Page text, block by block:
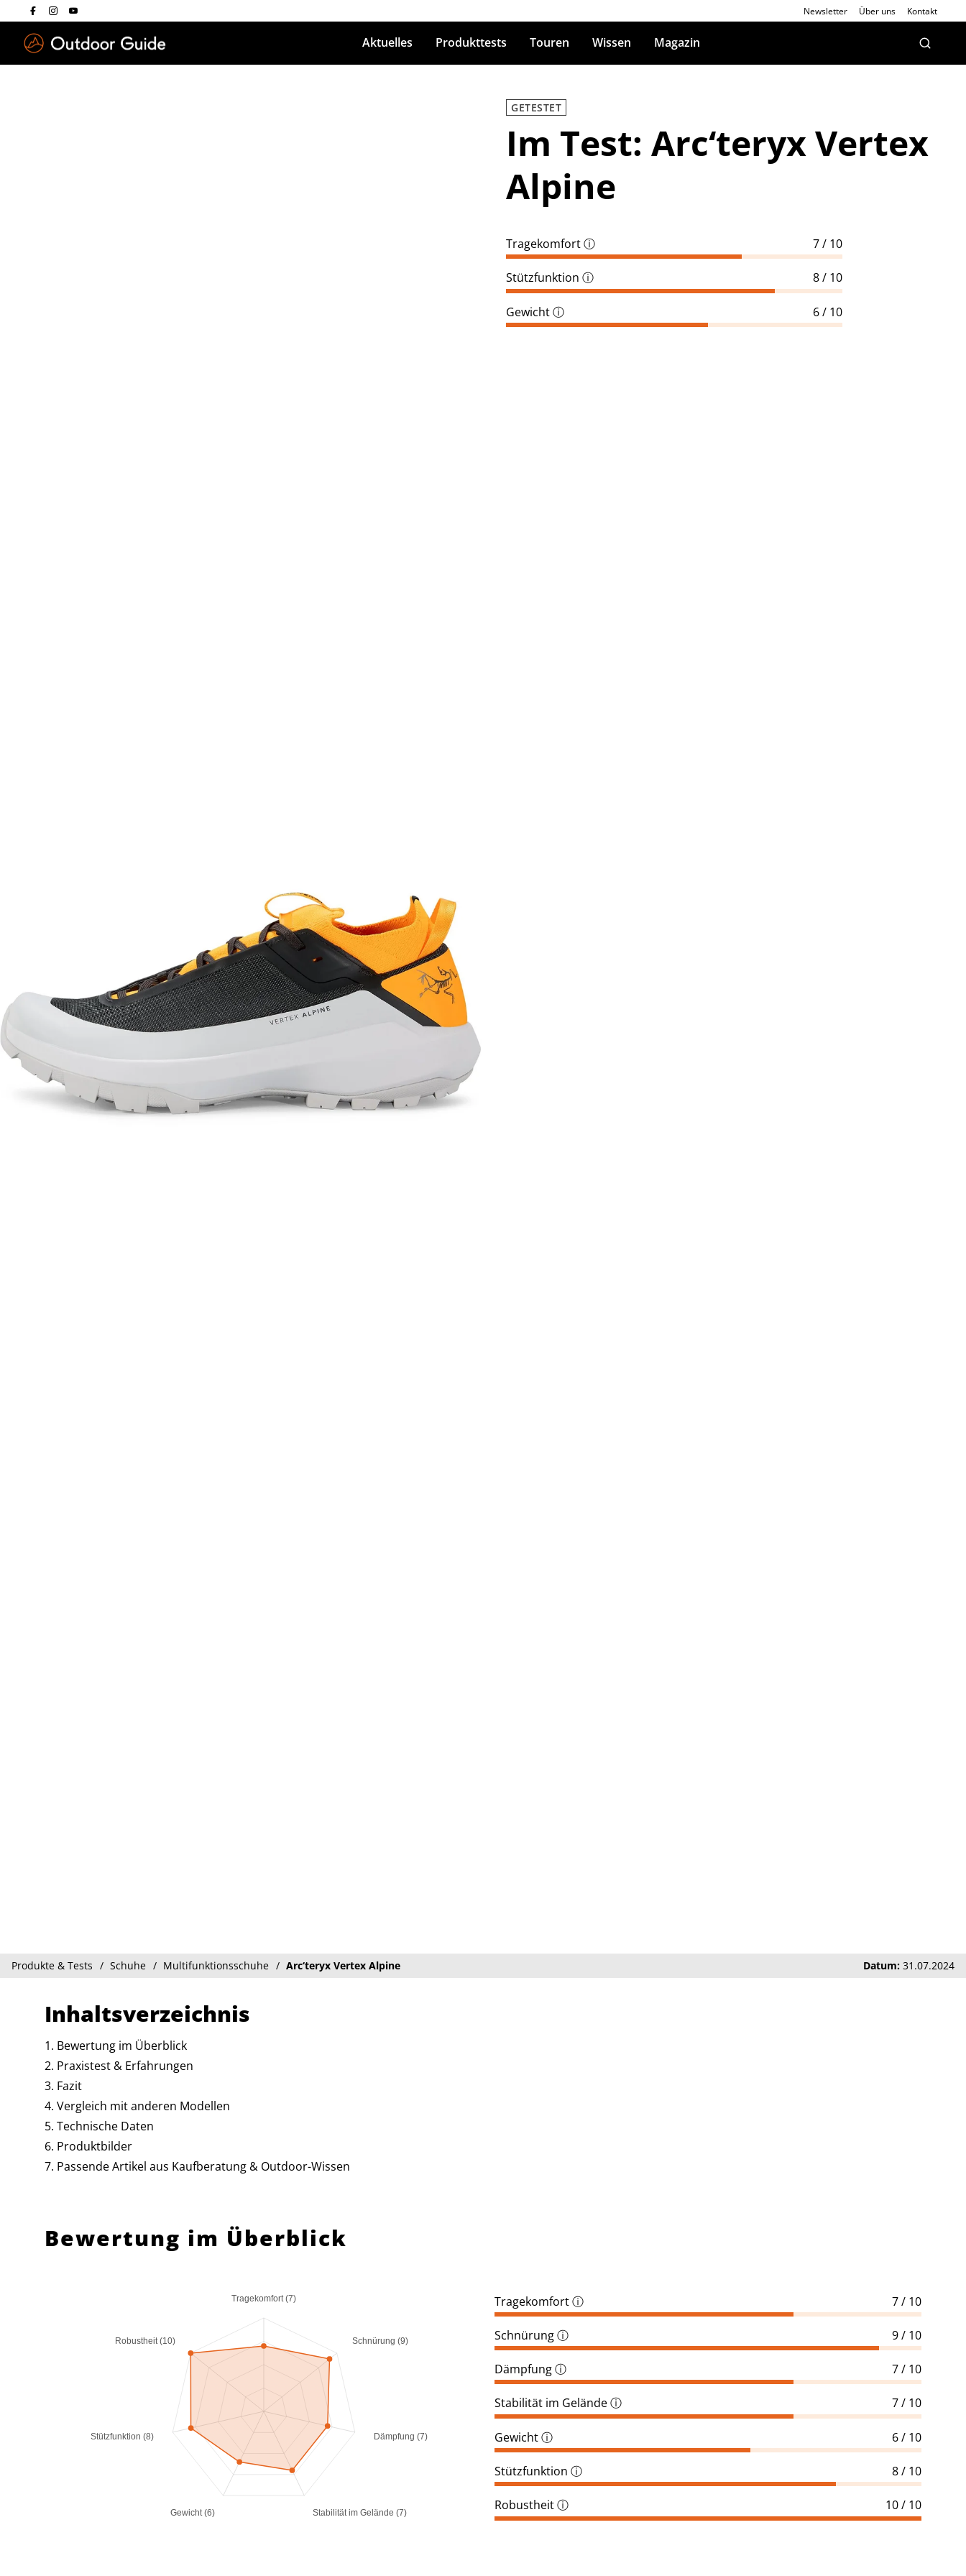
Newsletter Über uns Kontakt
Aktuelles Produkttests Touren Wissen Magazin
GETESTET
Im Test: Arc‘teryx Vertex
Alpine
Tragekomfortⓘ 7 / 10
Stützfunktion ⓘ 8 / 10
Gewichtⓘ 6 / 10
Produkte & Tests Schuhe Multifunktionsschuhe Arc‘teryx Vertex Alpine Datum: 31.07.2024
Inhaltsverzeichnis
Bewertung im Überblick
Praxistest & Erfahrungen
Fazit
Vergleich mit anderen Modellen
Technische Daten
Produktbilder
Passende Artikel aus Kaufberatung & Outdoor-Wissen
Bewertung im Überblick
Tragekomfort (7)
Schnürung (9)
Dämpfung (7)
Stabilität im Gelände (7)
Gewicht (6)
Stützfunktion (8)
Robustheit (10)
Tragekomfortⓘ 7 / 10
Schnürungⓘ 9 / 10
Dämpfungⓘ 7 / 10
Stabilität im Geländeⓘ 7 / 10
Gewichtⓘ 6 / 10
Stützfunktion ⓘ 8 / 10
Robustheitⓘ 10 / 10